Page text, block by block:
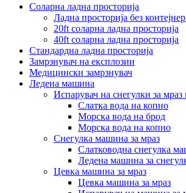
Соларна ладна просторија
Ладна просторија без
20ft соларна ладна просторија
40ft соларна ладна просторија
Стандардна ладна просторија
Замрзнувач на експлозии
Медицински замрзнувач
Ледена машина
Испарувач на снегулки за
Слатка вода на копно
Морска вода на брод
Морска вода на копно
Снегулка машина за мраз
Слатководна снегулка
Ледена машина за
Цевка машина за мраз
Цевка машина за мраз